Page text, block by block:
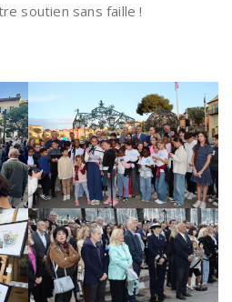
soutien sans faille !